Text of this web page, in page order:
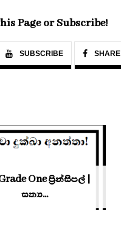
Page or Subscribe!
SUBSCRIBE SHARE
One ප්‍රින්සිපල් |
සත්‍ය...